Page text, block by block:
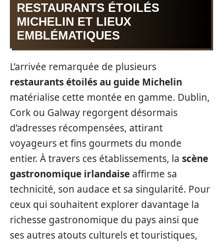
RESTAURANTS ÉTOILÉS
MICHELIN ET LIEUX
EMBLÉMATIQUES
L’arrivée remarquée de plusieurs
restaurants étoilés au guide Michelin
matérialise cette montée en gamme. Dublin,
Cork ou Galway regorgent désormais
d’adresses récompensées, attirant
voyageurs et fins gourmets du monde
entier. À travers ces établissements, la scène
gastronomique irlandaise affirme sa
technicité, son audace et sa singularité. Pour
ceux qui souhaitent explorer davantage la
richesse gastronomique du pays ainsi que
ses autres atouts culturels et touristiques,